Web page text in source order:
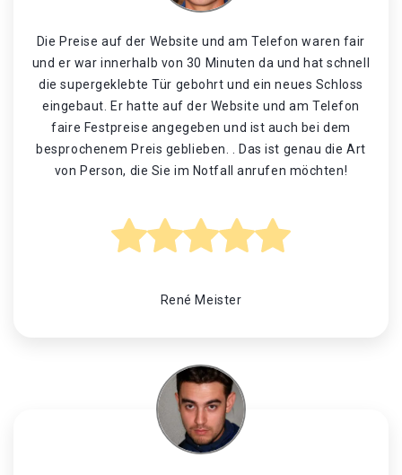
Die Preise auf der Website und am Telefon waren fair
und er war innerhalb von 30 Minuten da und hat schnell
die supergeklebte Tür gebohrt und ein neues Schloss
eingebaut. Er hatte auf der Website und am Telefon
faire Festpreise angegeben und ist auch bei dem
besprochenem Preis geblieben. . Das ist genau die Art
von Person, die Sie im Notfall anrufen möchten!
René Meister